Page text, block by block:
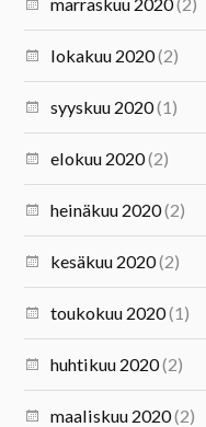
lokakuu 2020(2)
syyskuu 2020(1)
elokuu 2020(2)
heinäkuu 2020(2)
kesäkuu 2020(2)
toukokuu 2020(1)
huhtikuu 2020(2)
maaliskuu 2020(2)